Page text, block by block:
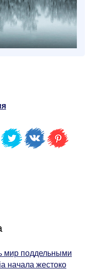
мир поддельными
начала жестоко